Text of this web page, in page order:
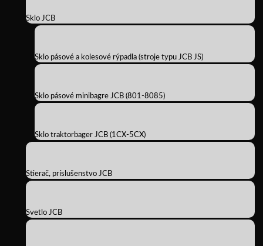
Sklo JCB
Sklo pásové a kolesové rýpadla (stroje typu JCB JS)
Sklo pásové minibagre JCB (801-8085)
Sklo traktorbager JCB (1CX-5CX)
Stierač, príslušenstvo JCB
Svetlo JCB